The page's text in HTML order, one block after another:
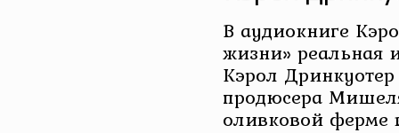
В аудиокниге
жизни» реальная
Кэрол
продюсера
оливковой ферме